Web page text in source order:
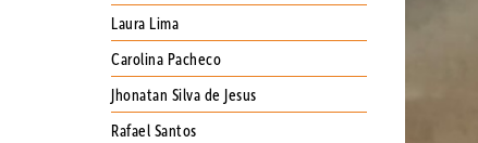
Laura Lima
Carolina Pacheco
Jhonatan Silva de Jesus
Rafael Santos